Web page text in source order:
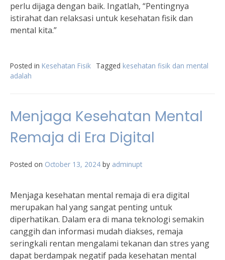
perlu dijaga dengan baik. Ingatlah, “Pentingnya
istirahat dan relaksasi untuk kesehatan fisik dan
mental kita.”
Posted in Kesehatan Fisik Tagged kesehatan fisik dan mental
adalah
Menjaga Kesehatan Mental
Remaja di Era Digital
Posted on October 13, 2024 by adminupt
Menjaga kesehatan mental remaja di era digital
merupakan hal yang sangat penting untuk
diperhatikan. Dalam era di mana teknologi semakin
canggih dan informasi mudah diakses, remaja
seringkali rentan mengalami tekanan dan stres yang
dapat berdampak negatif pada kesehatan mental